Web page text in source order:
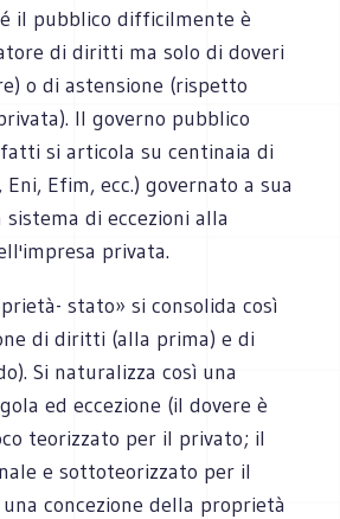
il pubblico difficilmente è
di diritti ma solo di doveri
o di astensione (rispetto
Il governo pubblico
si articola su centinaia di
Efim, ecc.) governato a sua
di eccezioni alla
privata.
stato» si consolida così
di diritti (alla prima) e di
Si naturalizza così una
ed eccezione (il dovere è
teorizzato per il privato; il
e sottoteorizzato per il
concezione della proprietà